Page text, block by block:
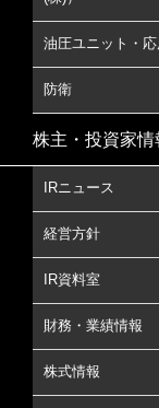
油圧ユニット・応
防衛
株主・投資家情
IRニュース
経営方針
IR資料室
財務・業績情報
株式情報